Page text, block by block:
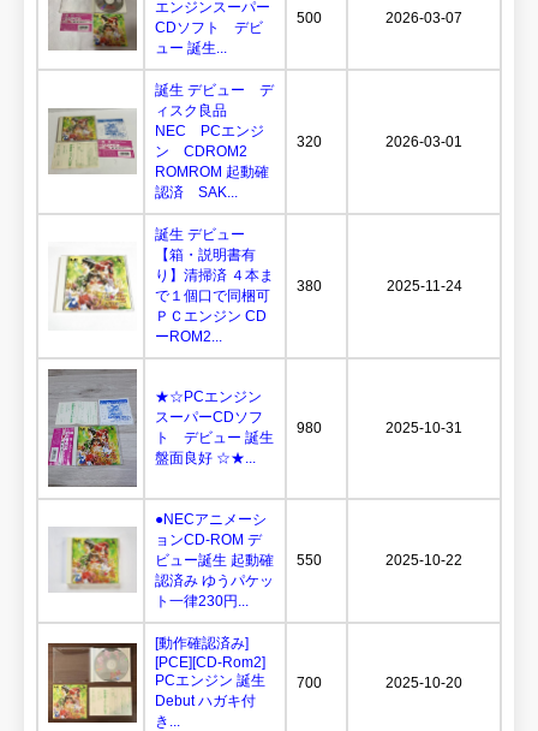
エンジンスーパー
CDソフト デビ
ュー 誕生...
500 2026-03-07
誕生 デビュー デ
ィスク良品
NEC PCエンジ
ン CDROM2
ROMROM 起動確
認済 SAK...
320 2026-03-01
誕生 デビュー
【箱・説明書有
り】清掃済 ４本ま
で１個口で同梱可
ＰＣエンジン CD
ーROM2...
380 2025-11-24
★☆PCエンジン
スーパーCDソフ
ト デビュー 誕生
盤面良好 ☆★...
980 2025-10-31
●NECアニメーシ
ョンCD-ROM デ
ビュー誕生 起動確
認済み ゆうパケッ
ト一律230円...
550 2025-10-22
[動作確認済み]
[PCE][CD-Rom2]
PCエンジン 誕生
Debut ハガキ付
き...
700 2025-10-20